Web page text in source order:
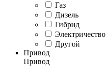
Газ
Дизель
Гибрид
Электричество
Другой
Привод
Привод